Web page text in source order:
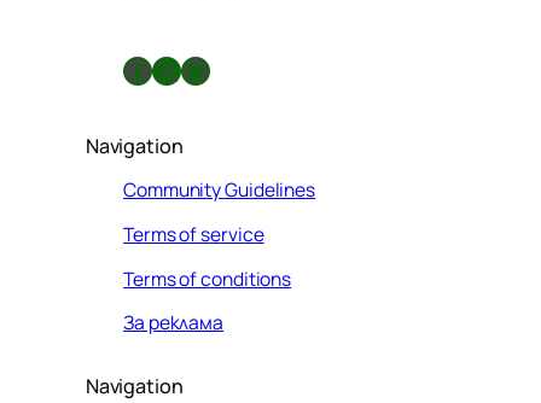
Facebook X GitHub
Navigation
Community Guidelines
Terms of service
Terms of conditions
За реклама
Navigation